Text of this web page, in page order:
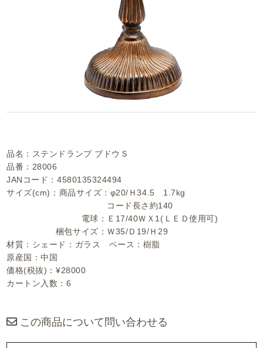
品名：ステンドランプ ブドウＳ
品番：28006
JANコード：4580135324494
サイズ(cm)：商品サイズ：φ20/Ｈ34.5 1.7kg
コード長さ約140
電球：Ｅ17/40ＷＸ1(ＬＥＤ使用可)
梱包サイズ：Ｗ35/Ｄ19/Ｈ29
材質：シェード：ガラス ベース：樹脂
原産国：中国
価格(税抜)：¥28000
カートン入数：6
この商品について問い合わせる